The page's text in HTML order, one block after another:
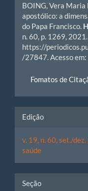
artigo
BOING, Vera
apostólico: a
do Papa Francisco.
n. 60, p. 1269,
https://
/27847. Acesso
Fomatos de
Edição
v. 19, n. 60, set./
saúde
Seção